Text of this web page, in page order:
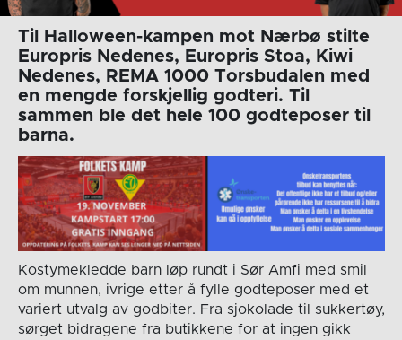
Til Halloween-kampen mot Nærbø stilte
Europris Nedenes, Europris Stoa, Kiwi
Nedenes, REMA 1000 Torsbudalen med
en mengde forskjellig godteri. Til
sammen ble det hele 100 godteposer til
barna.
Kostymekledde barn løp rundt i Sør Amfi med smil
om munnen, ivrige etter å fylle godteposer med et
variert utvalg av godbiter. Fra sjokolade til sukkertøy,
sørget bidragene fra butikkene for at ingen gikk